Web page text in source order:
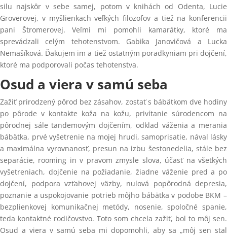
silu najskôr v sebe samej, potom v knihách od Odenta, Lucie
Groverovej, v myšlienkach veľkých filozofov a tiež na konferencii
pani Štromerovej. Veľmi mi pomohli kamarátky, ktoré ma
sprevádzali celým tehotenstvom. Gabika Janovičová a Lucka
Nemašíková. Ďakujem im a tiež ostatným poradkyniam pri dojčení,
ktoré ma podporovali počas tehotenstva.
Osud a viera v samú seba
Zažiť prirodzený pôrod bez zásahov, zostať s bábätkom dve hodiny
po pôrode v kontakte koža na kožu, privítanie súrodencom na
pôrodnej sále tandemovým dojčením, odklad váženia a merania
bábätka, prvé vyšetrenie na mojej hrudi, samoprisatie, nával lásky
a maximálna vyrovnanosť, presun na izbu šestonedelia, stále bez
separácie, rooming in v pravom zmysle slova, účasť na všetkých
vyšetreniach, dojčenie na požiadanie, žiadne váženie pred a po
dojčení, podpora vzťahovej väzby, nulová popôrodná depresia,
poznanie a uspokojovanie potrieb môjho bábätka v podobe BKM –
bezplienkovej komunikačnej metódy, nosenie, spoločné spanie,
teda kontaktné rodičovstvo. Toto som chcela zažiť, bol to môj sen.
Osud a viera v samú seba mi dopomohli, aby sa „môj sen stal